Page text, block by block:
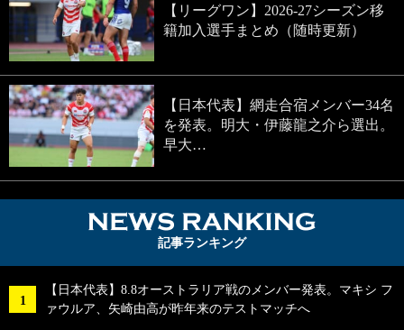
【リーグワン】2026-27シーズン移
籍加入選手まとめ（随時更新）
【日本代表】網走合宿メンバー34名
を発表。明大・伊藤龍之介ら選出。
早大…
記事ランキング
【日本代表】8.8オーストラリア戦のメンバー発表。マキシ フ
ァウルア、矢崎由高が昨年来のテストマッチへ